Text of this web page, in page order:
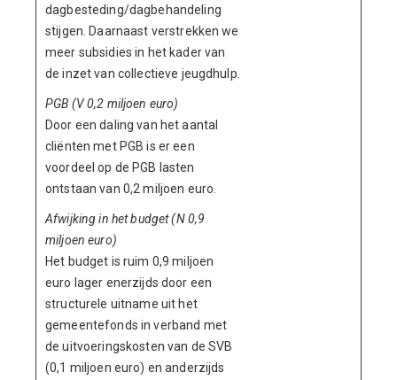
dagbesteding/dagbehandeling
stijgen. Daarnaast verstrekken we
meer subsidies in het kader van
de inzet van collectieve jeugdhulp.
PGB (V 0,2 miljoen euro)
Door een daling van het aantal
cliënten met PGB is er een
voordeel op de PGB lasten
ontstaan van 0,2 miljoen euro.
Afwijking in het budget (N 0,9
miljoen euro)
Het budget is ruim 0,9 miljoen
euro lager enerzijds door een
structurele uitname uit het
gemeentefonds in verband met
de uitvoeringskosten van de SVB
(0,1 miljoen euro) en anderzijds